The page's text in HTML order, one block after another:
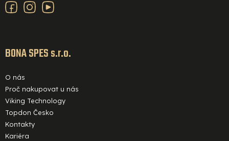
a
BONA SPES s.r.o.
O nás
Proč nakupovat u nás
Viking Technology
Topdon Česko
Kontakty
Kariéra